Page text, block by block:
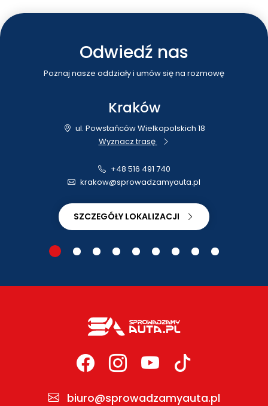
Odwiedź nas
Poznaj nasze oddziały i umów się na rozmowę
Kraków
ul. Powstańców Wielkopolskich 18
Wyznacz trasę
+48 516 491 740
krakow@sprowadzamyauta.pl
SZCZEGÓŁY LOKALIZACJI
biuro@sprowadzamyauta.pl